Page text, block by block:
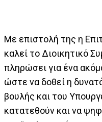
Με επιστολή της η
καλεί το Διοικητικό
πληρώσει για ένα
ώστε να δοθεί η
βουλής και του
κατατεθούν και να